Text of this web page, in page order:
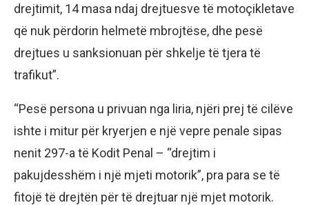
drejtimit, 14 masa ndaj drejtuesve të motoçikletave
që nuk përdorin helmetë mbrojtëse, dhe pesë
drejtues u sanksionuan për shkelje të tjera të
trafikut”.
“Pesë persona u privuan nga liria, njëri prej të cilëve
ishte i mitur për kryerjen e një vepre penale sipas
nenit 297-a të Kodit Penal – “drejtim i
pakujdesshëm i një mjeti motorik”, pra para se të
fitojë të drejtën për të drejtuar një mjet motorik.